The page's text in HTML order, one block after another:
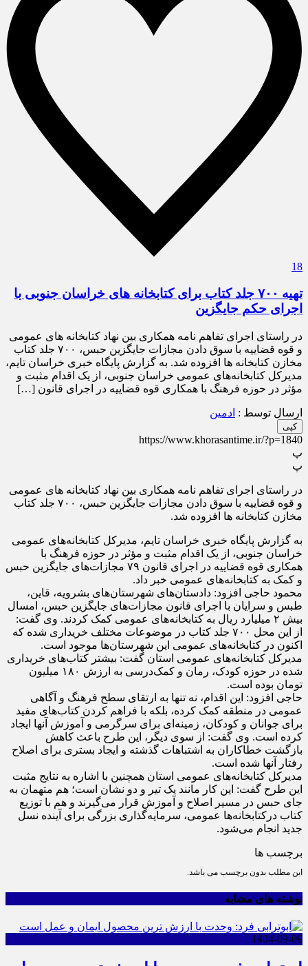
18
تهیه ۷۰۰ جلد کتاب برای کتابخانه های خراسان جنوبی با
اجرای حکم جایگزین
در راستای اجرای تفاهم نامه همکاری بین نهاد کتابخانه های عمومی
و قوه قضاییه با سوق دادن مجازات جایگزین حبس، ۷۰۰ جلد کتاب
مخازن کتابخانه ها افزوده شد. به گزارش پایگاه خبری خراسان تایم،
مدیرکل کتابخانه‌های عمومی خراسان جنوبی، از یک اقدام مثبت و
مؤثر در حوزه فرهنگ با همکاری قوه قضاییه در اجرای قانون […]
ارسال توسط : ادمین
کپی
https://www.khorasantime.ir/?p=1840
پ
پ
در راستای اجرای تفاهم نامه همکاری بین نهاد کتابخانه های عمومی
و قوه قضاییه با سوق دادن مجازات جایگزین حبس، ۷۰۰ جلد کتاب
مخازن کتابخانه ها افزوده شد.
به گزارش پایگاه خبری خراسان تایم، مدیرکل کتابخانه‌های عمومی
خراسان جنوبی، از یک اقدام مثبت و مؤثر در حوزه فرهنگ با
همکاری قوه قضاییه در اجرای قانون ۷۹ مجازات‌های جایگزین حبس
و کمک به کتابخانه‌های عمومی خبر داد.
محمود حاجی افزود: دادستان‌های شهرستان‌های بشرویه، قاین،
طبس و سرایان با اجرای قانون مجازات‌های جایگزین حبس، امسال
بیش ۲ میلیارد ریال به کتابخانه‌های عمومی کمک کردند. وی گفت:
از این محل ۷۰۰ جلد کتاب در موضوعات مختلف خریداری شده که
اکنون در کتابخانه‌های عمومی این شهرستان‌ها موجود است.
مدیرکل کتابخانه‌های عمومی استان گفت: بیشتر کتاب‌های خریداری
شده در حوزه کودک، رمان و کمک‌درسی به ارزش ۱۸۰ میلیون
تومان بوده است.
حاجی افزود: این اقدام، نه تنها به ارتقای سطح فرهنگ و آگاهی
عمومی در منطقه کمک کرده، بلکه با فراهم کردن کتاب‌های مفید
برای جوانان و کودکان، زمینه‌ای برای سرگرمی و آموزش آنها ایجاد
کرده است. وی گفت: از سوی دیگر، این طرح باعث کاهش
بازگشت خطاکاران به اشتباهات گذشته و ایجاد بستری برای اصلاح
رفتار آنها شده است.
مدیرکل کتابخانه‌های عمومی استان همچنین با اشاره به نتایج مثبت
این طرح گفت: این کار مانند یک تیر و دو نشان است؛ هم متهمان به
جای حبس در مسیر اصلاح و آموزش قرار می‌گیرند و هم با توزیع
کتاب درکتابخانه‌ها عمومی، سرمایه‌گذاری بزرگی برای آینده نسل
جدید انجام می‌شود.
برچسب ها
این مطلب بدون برچسب می باشد.
نوشته های مشابه
1404-09-09